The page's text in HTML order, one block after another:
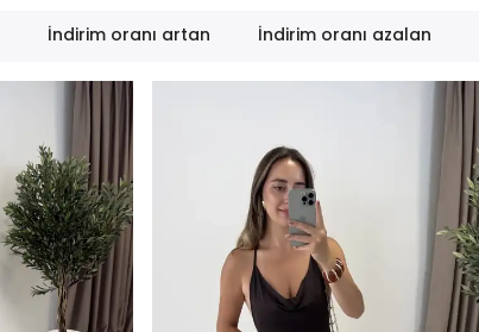
İndirim oranı artan İndirim oranı azalan